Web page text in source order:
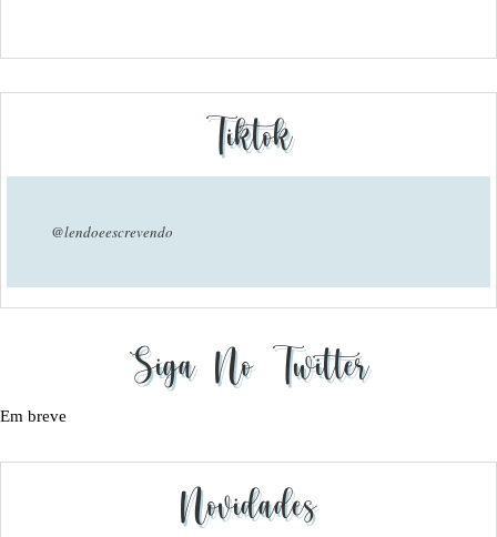
Tiktok
@lendoeescrevendo
Siga No Twitter
Em breve
Novidades